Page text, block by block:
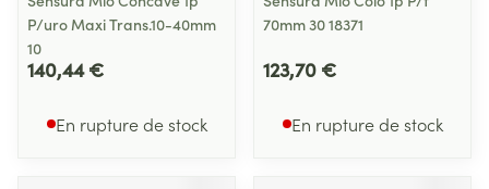
P/uro Maxi Trans.10-40mm
10
140,44 €
En rupture de stock
70mm 30 18371
123,70 €
En rupture de stock